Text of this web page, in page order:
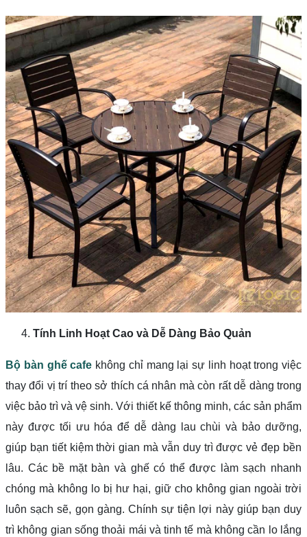
Tính Linh Hoạt Cao và Dễ Dàng Bảo Quản
Bộ bàn ghế cafe không chỉ mang lại sự linh hoạt trong việc
thay đổi vị trí theo sở thích cá nhân mà còn rất dễ dàng trong
việc bảo trì và vệ sinh. Với thiết kế thông minh, các sản phẩm
này được tối ưu hóa để dễ dàng lau chùi và bảo dưỡng,
giúp bạn tiết kiệm thời gian mà vẫn duy trì được vẻ đẹp bền
lâu. Các bề mặt bàn và ghế có thể được làm sạch nhanh
chóng mà không lo bị hư hại, giữ cho không gian ngoài trời
luôn sạch sẽ, gọn gàng. Chính sự tiện lợi này giúp bạn duy
trì không gian sống thoải mái và tinh tế mà không cần lo lắng